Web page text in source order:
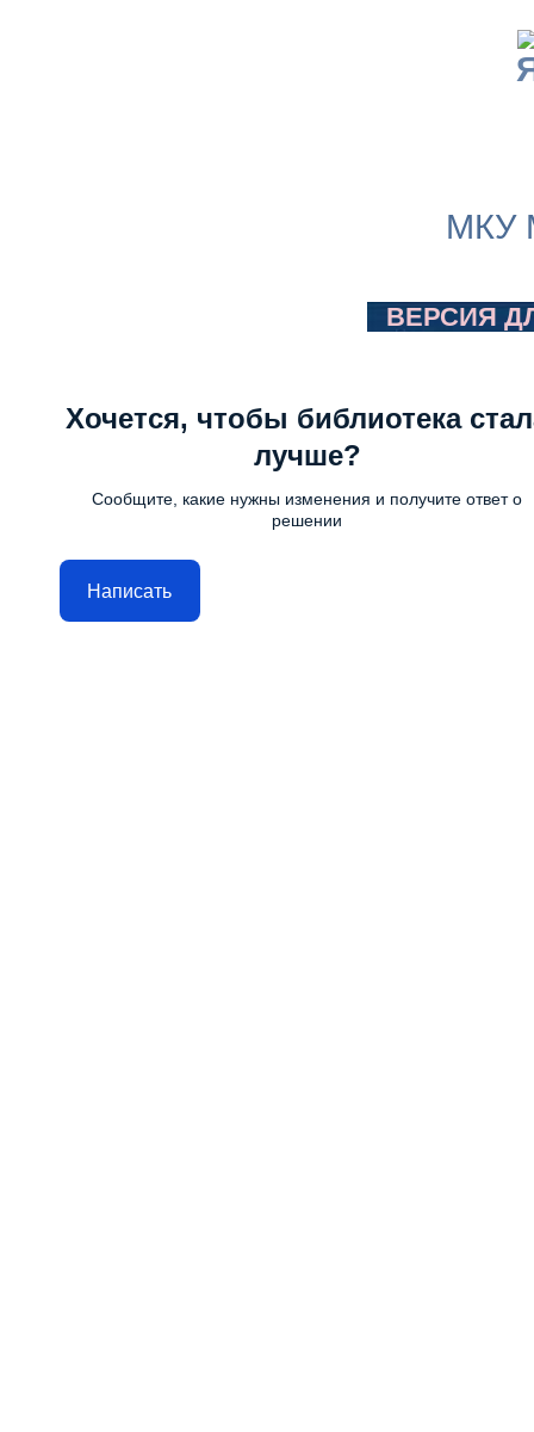
МКУ
ВЕРСИЯ
Хочется, чтобы библиотека
лучше?
Сообщите, какие нужны изменения и получите ответ о
решении
Написать